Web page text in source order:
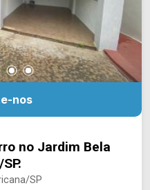
nos
no Jardim Bela
SP